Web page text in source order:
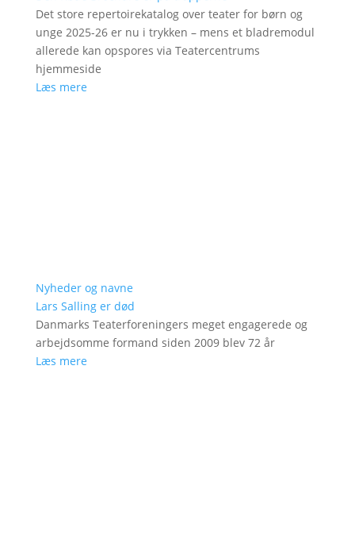
Det store repertoirekatalog over teater for børn og
unge 2025-26 er nu i trykken – mens et bladremodul
allerede kan opspores via Teatercentrums
hjemmeside
Læs mere
Nyheder og navne
Lars Salling er død
Danmarks Teaterforeningers meget engagerede og
arbejdsomme formand siden 2009 blev 72 år
Læs mere